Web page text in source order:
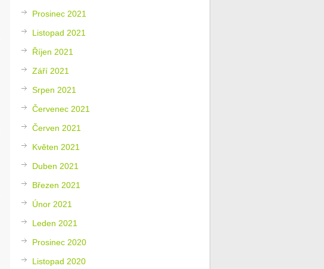
Prosinec 2021
Listopad 2021
Říjen 2021
Září 2021
Srpen 2021
Červenec 2021
Červen 2021
Květen 2021
Duben 2021
Březen 2021
Únor 2021
Leden 2021
Prosinec 2020
Listopad 2020